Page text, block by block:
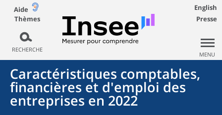
Aide
Thèmes
RECHERCHE
English
Presse
MENU
Caractéristiques comptables,
financières et d'emploi des
entreprises en 2022